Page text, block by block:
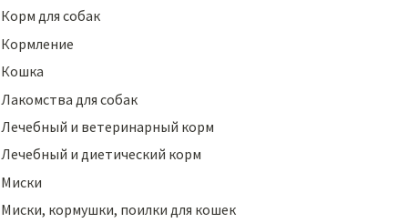
Корм для собак
Кормление
Кошка
Лакомства для собак
Лечебный и ветеринарный корм
Лечебный и диетический корм
Миски
Миски, кормушки, поилки для кошек